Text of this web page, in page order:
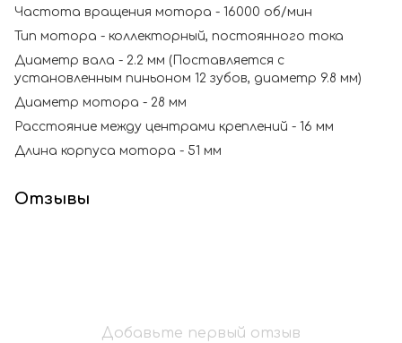
Частота вращения мотора - 16000 об/мин
Тип мотора - коллекторный, постоянного тока
Диаметр вала - 2.2 мм (Поставляется с
установленным пиньоном 12 зубов, диаметр 9.8 мм)
Диаметр мотора - 28 мм
Расстояние между центрами креплений - 16 мм
Длина корпуса мотора - 51 мм
Отзывы
Добавьте первый отзыв